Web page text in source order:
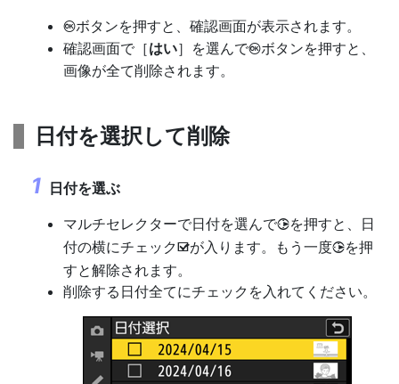
Jボタンを押すと、確認画面が表示されます。
確認画面で［はい］を選んでJボタンを押すと、
画像が全て削除されます。
日付を選択して削除
日付を選ぶ
マルチセレクターで日付を選んで2を押すと、日
付の横にチェックMが入ります。もう一度2を押
すと解除されます。
削除する日付全てにチェックを入れてください。